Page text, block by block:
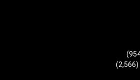
(2,566)